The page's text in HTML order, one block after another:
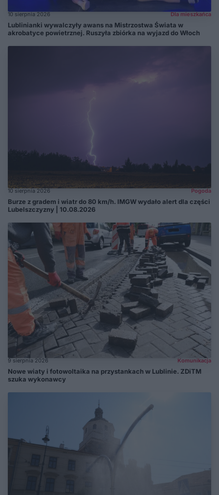
10 sierpnia 2026 Dla mieszkańca
Lublinianki wywalczyły awans na Mistrzostwa Świata w
akrobatyce powietrznej. Ruszyła zbiórka na wyjazd do Włoch
10 sierpnia 2026 Pogoda
Burze z gradem i wiatr do 80 km/h. IMGW wydało alert dla części
Lubelszczyzny | 10.08.2026
9 sierpnia 2026 Komunikacja
Nowe wiaty i fotowoltaika na przystankach w Lublinie. ZDiTM
szuka wykonawcy